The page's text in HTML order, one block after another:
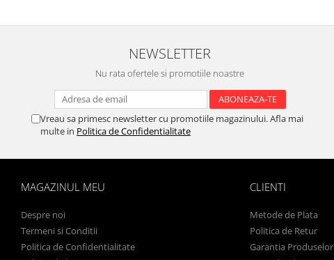
NEWSLETTER
Nu rata ofertele si promotiile noastre
Vreau sa primesc newsletter cu promotiile magazinului. Afla mai
multe in Politica de Confidentialitate
MAGAZINUL MEU
Despre noi
Termeni si Conditii
Politica de Confidentialitate
CLIENTI
Metode de Plata
Politica de Retur
Garantia Produselor